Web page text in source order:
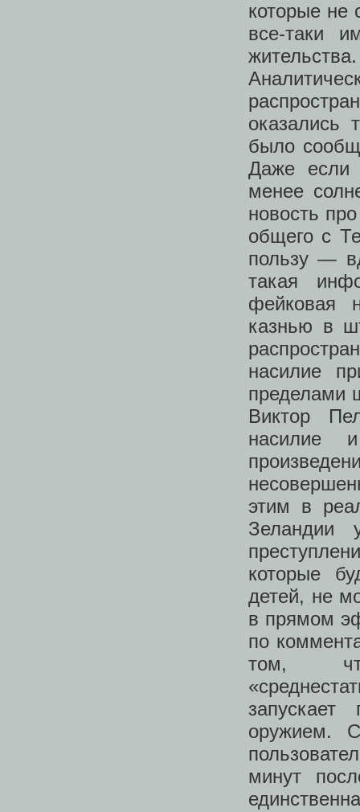
которые не
все-таки
оказались
было
Даже если
менее
новость
общего с
пользу —
такая
фейковая
казнью в
насилие
пределами
Виктор
насилие
этим в
Зеландии
которые
детей, не
в прямом
по
том,
оружием.
минут